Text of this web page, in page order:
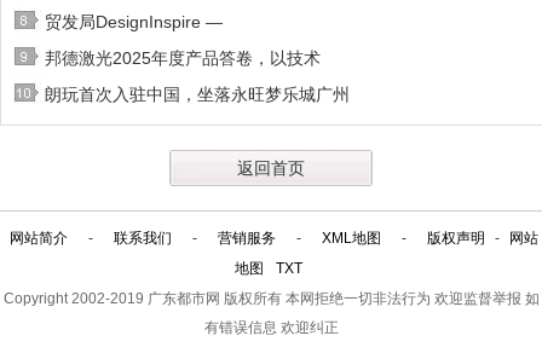
贸发局DesignInspire —
邦德激光2025年度产品答卷，以技术
朗玩首次入驻中国，坐落永旺梦乐城广州
返回首页
网站简介 - 联系我们 - 营销服务 - XML地图 - 版权声明 -
网站
地图
TXT
Copyright 2002-2019 广东都市网 版权所有 本网拒绝一切非法行为 欢迎监督举报 如
有错误信息 欢迎纠正